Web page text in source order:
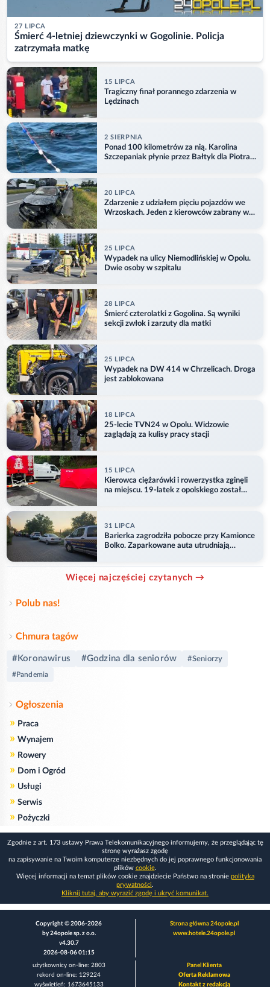
27 LIPCA
Śmierć 4-letniej dziewczynki w Gogolinie. Policja
zatrzymała matkę
15 LIPCA
Tragiczny finał porannego zdarzenia w
Lędzinach
2 SIERPNIA
Ponad 100 kilometrów za nią. Karolina
Szczepaniak płynie przez Bałtyk dla Piotra.
20 LIPCA
Zdarzenie z udziałem pięciu pojazdów we
Wrzoskach. Jeden z kierowców zabrany w
25 LIPCA
Wypadek na ulicy Niemodlińskiej w Opolu.
Dwie osoby w szpitalu
28 LIPCA
Śmierć czterolatki z Gogolina. Są wyniki
sekcji zwłok i zarzuty dla matki
25 LIPCA
Wypadek na DW 414 w Chrzelicach. Droga
jest zablokowana
18 LIPCA
25-lecie TVN24 w Opolu. Widzowie
zaglądają za kulisy pracy stacji
15 LIPCA
Kierowca ciężarówki i rowerzystka zginęli
na miejscu. 19-latek z opolskiego został
31 LIPCA
Barierka zagrodziła pobocze przy Kamionce
Bolko. Zaparkowane auta utrudniają
Więcej najczęściej czytanych →
Polub nas!
Chmura tagów
#Koronawirus #Godzina dla seniorów #Seniorzy
#Pandemia
Ogłoszenia
» Praca
» Wynajem
» Rowery
» Dom i Ogród
» Usługi
» Serwis
» Pożyczki
Zgodnie z art. 173 ustawy Prawa Telekomunikacyjnego informujemy, że przeglądając tę
stronę wyrażasz zgodę
na zapisywanie na Twoim komputerze niezbędnych do jej poprawnego funkcjonowania
plików cookie.
Więcej informacji na temat plików cookie znajdziecie Państwo na stronie polityka
prywatności.
Kliknij tutaj, aby wyrazić zgodę i ukryć komunikat.
Copyright © 2006-2026
by 24opole sp. z o.o.
v4.30.7
2026-08-06 01:15
Strona główna 24opole.pl
www.hotele.24opole.pl
użytkownicy on-line: 2803
rekord on-line: 129224
wyświetleń: 1673645133
Panel Klienta
Oferta Reklamowa
Kontakt z redakcją